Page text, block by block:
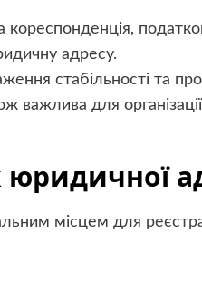
кореспонденція,
адресу.
стабільності та
важлива для
місцем для